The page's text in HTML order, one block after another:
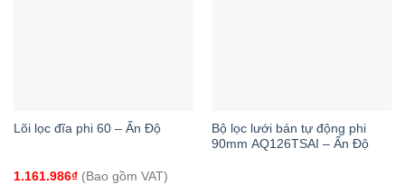
Lõi lọc đĩa phi 60 – Ấn Độ
1.161.986₫(Bao gồm VAT)
Bộ lọc lưới bán tự động phi
90mm AQ126TSAI – Ấn Độ